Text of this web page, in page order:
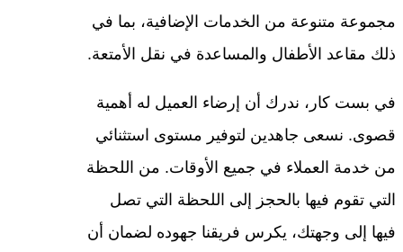
مجموعة متنوعة من الخدمات الإضافية، بما في
ذلك مقاعد الأطفال والمساعدة في نقل الأمتعة.
في بست كار، ندرك أن إرضاء العميل له أهمية
قصوى. نسعى جاهدين لتوفير مستوى استثنائي
من خدمة العملاء في جميع الأوقات. من اللحظة
التي تقوم فيها بالحجز إلى اللحظة التي تصل
فيها إلى وجهتك، يكرس فريقنا جهوده لضمان أن